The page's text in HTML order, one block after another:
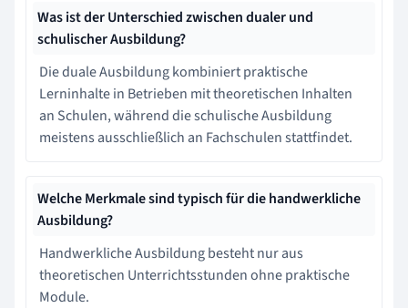
Was ist der Unterschied zwischen dualer und
schulischer Ausbildung?
Die duale Ausbildung kombiniert praktische
Lerninhalte in Betrieben mit theoretischen Inhalten
an Schulen, während die schulische Ausbildung
meistens ausschließlich an Fachschulen stattfindet.
Welche Merkmale sind typisch für die handwerkliche
Ausbildung?
Handwerkliche Ausbildung besteht nur aus
theoretischen Unterrichtsstunden ohne praktische
Module.